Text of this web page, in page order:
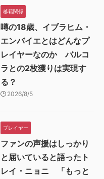
移籍関係
噂の18歳、イブラヒム・
エンバイエとはどんなプ
レイヤーなのか バルコ
ラとの2枚獲りは実現す
る？
2026/8/5
プレイヤー
ファンの声援はしっかり
と届いていると語ったト
レイ・ニョニ 「もっと